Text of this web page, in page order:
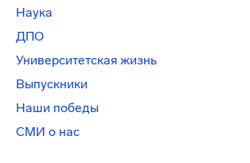
Наука
ДПО
Университетская жизнь
Выпускники
Наши победы
СМИ о нас